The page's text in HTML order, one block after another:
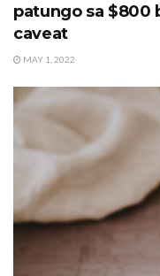
patungo sa $800
caveat
MAY 1, 2022